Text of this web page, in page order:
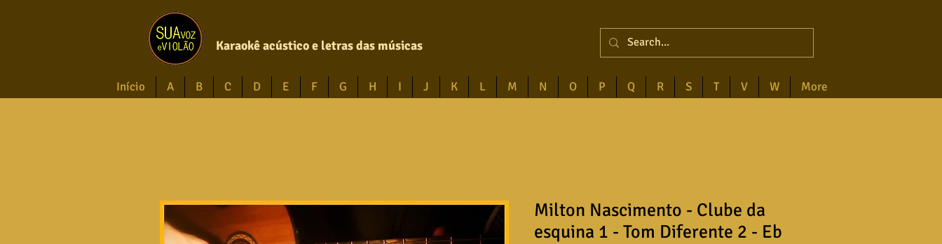
Karaokê acústico e letras das músicas
Início A B C D E F G H I J K L M N O P Q R S T V W More
Milton Nascimento - Clube da
esquina 1 - Tom Diferente 2 - Eb